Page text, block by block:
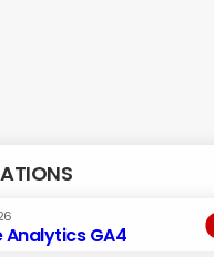
Analytics GA4